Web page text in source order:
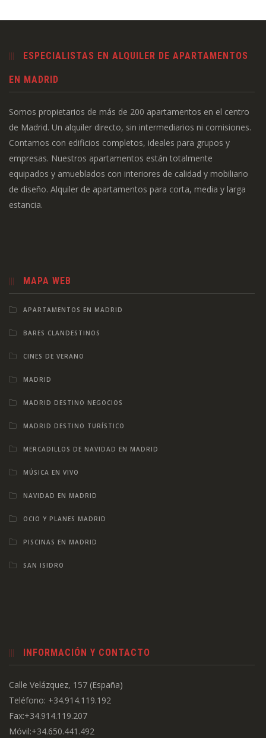
ESPECIALISTAS EN ALQUILER DE APARTAMENTOS
EN MADRID
Somos propietarios de más de 200 apartamentos en el centro
de Madrid. Un alquiler directo, sin intermediarios ni comisiones.
Contamos con edificios completos, ideales para grupos y
empresas. Nuestros apartamentos están totalmente
equipados y amueblados con interiores de calidad y mobiliario
de diseño. Alquiler de apartamentos para corta, media y larga
estancia.
MAPA WEB
APARTAMENTOS EN MADRID
BARES CLANDESTINOS
CINES DE VERANO
MADRID
MADRID DESTINO NEGOCIOS
MADRID DESTINO TURÍSTICO
MERCADILLOS DE NAVIDAD EN MADRID
MÚSICA EN VIVO
NAVIDAD EN MADRID
OCIO Y PLANES MADRID
PISCINAS EN MADRID
SAN ISIDRO
INFORMACIÓN Y CONTACTO
Calle Velázquez, 157 (España)
Teléfono: +34.914.119.192
Fax:+34.914.119.207
Móvil:+34.650.441.492